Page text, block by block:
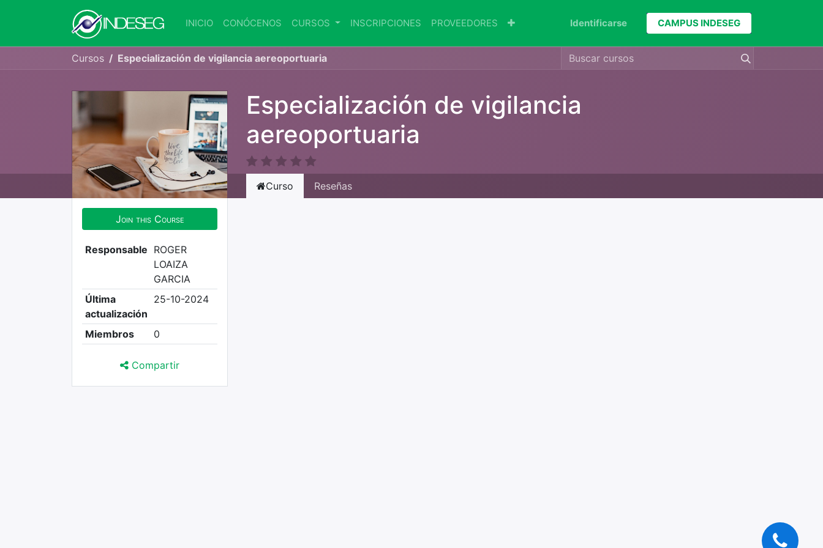
INICIO CONÓCENOS CURSOS INSCRIPCIONES PROVEEDORES Identificarse CAMPUS INDESEG
Cursos Especialización de vigilancia aereoportuaria
Especialización de vigilancia
aereoportuaria
Join this Course
Responsable ROGER
LOAIZA
GARCIA
Última
actualización
25-10-2024
Miembros 0
Compartir
Curso Reseñas